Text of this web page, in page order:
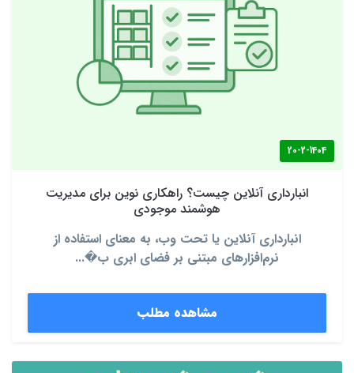
20-2-1404
انبارداری آنلاین چیست؟ راهکاری نوین برای مدیریت
هوشمند موجودی
انبارداری آنلاین یا تحت وب، به معنای استفاده از
نرم‌افزارهای مبتنی بر فضای ابری ب�...
مشاهده مطلب